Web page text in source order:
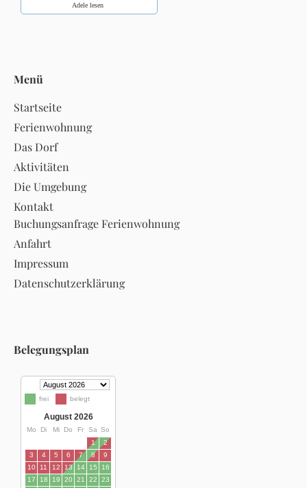
Adele lesen
Menü
Startseite
Ferienwohnung
Das Dorf
Aktivitäten
Die Umgebung
Kontakt
Buchungsanfrage Ferienwohnung
Anfahrt
Impressum
Datenschutzerklärung
Belegungsplan